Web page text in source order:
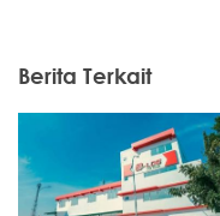
Berita Terkait